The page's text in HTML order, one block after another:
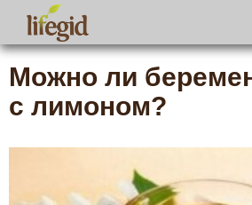
Можно ли
с лимоном?